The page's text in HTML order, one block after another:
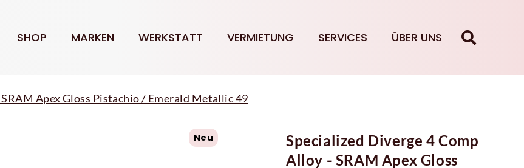
SHOP MARKEN WERKSTATT VERMIETUNG SERVICES ÜBER UNS
Apex Gloss Pistachio / Emerald Metallic 49
Neu
Specialized Diverge 4 Comp
Alloy - SRAM Apex Gloss